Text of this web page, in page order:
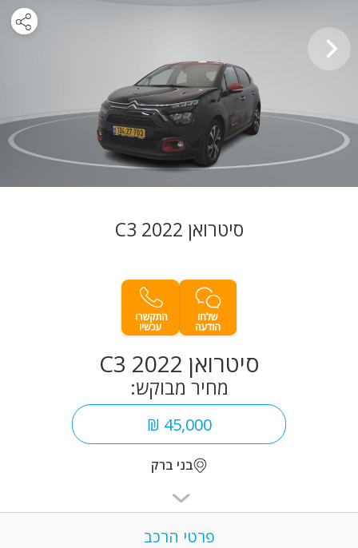
סיטרואן C3 2022
סיטרואן C3 2022
מחיר מבוקש:
45,000 ₪
בני ברק
פרטי הרכב